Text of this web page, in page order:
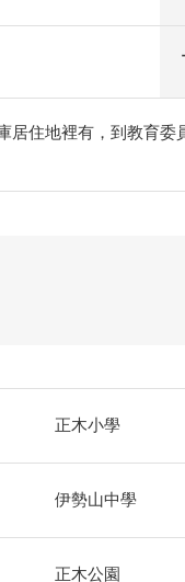
居住地裡有，到教育委
正木小學
伊勢山中學
正木公園